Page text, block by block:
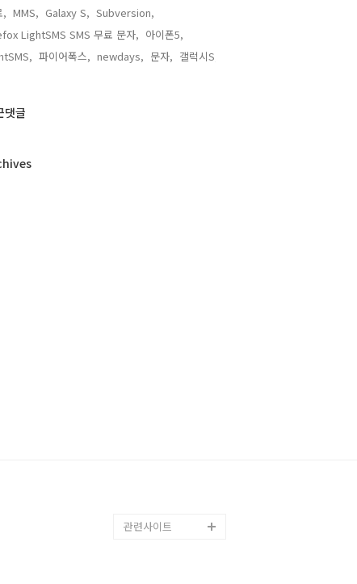
, MMS, Galaxy S, Subversion,
LightSMS SMS 무료 문자, 아이폰5,
파이어폭스, newdays, 문자, 갤럭시S,
댓글
관련사이트